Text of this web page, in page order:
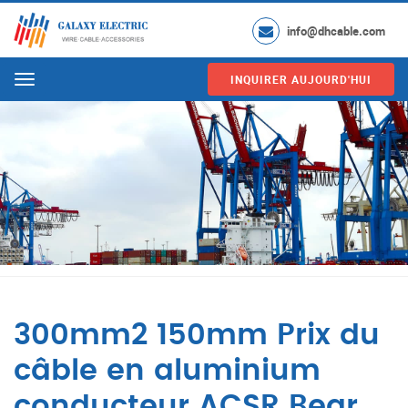
info@dhcable.com
Menu INQUIRER AUJOURD'HUI
300mm2 150mm Prix du
câble en aluminium